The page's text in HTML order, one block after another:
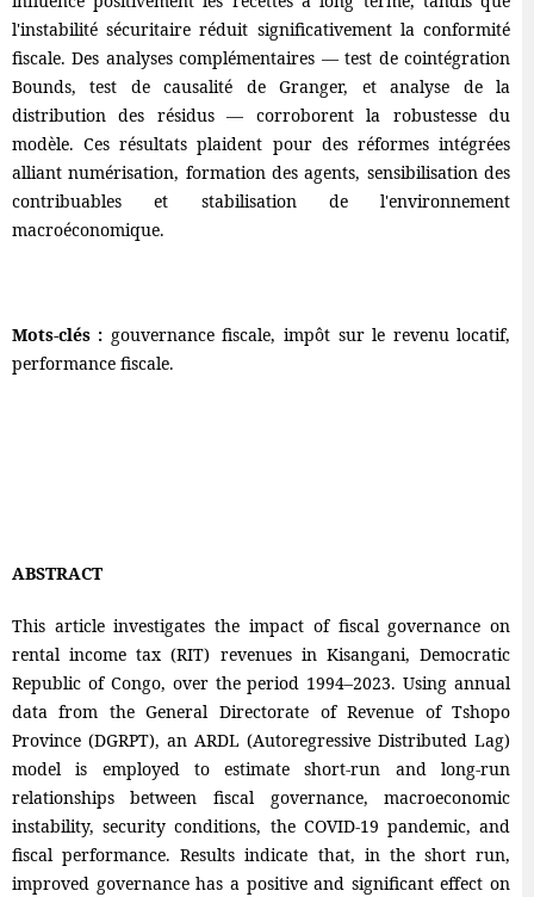
l'instabilité sécuritaire réduit significativement la conformité
fiscale. Des analyses complémentaires — test de cointégration
Bounds, test de causalité de Granger, et analyse de la
distribution des résidus — corroborent la robustesse du
modèle. Ces résultats plaident pour des réformes intégrées
alliant numérisation, formation des agents, sensibilisation des
contribuables et stabilisation de l'environnement
macroéconomique.
Mots-clés : gouvernance fiscale, impôt sur le revenu locatif,
performance fiscale.
ABSTRACT
This article investigates the impact of fiscal governance on
rental income tax (RIT) revenues in Kisangani, Democratic
Republic of Congo, over the period 1994–2023. Using annual
data from the General Directorate of Revenue of Tshopo
Province (DGRPT), an ARDL (Autoregressive Distributed Lag)
model is employed to estimate short-run and long-run
relationships between fiscal governance, macroeconomic
instability, security conditions, the COVID-19 pandemic, and
fiscal performance. Results indicate that, in the short run,
improved governance has a positive and significant effect on